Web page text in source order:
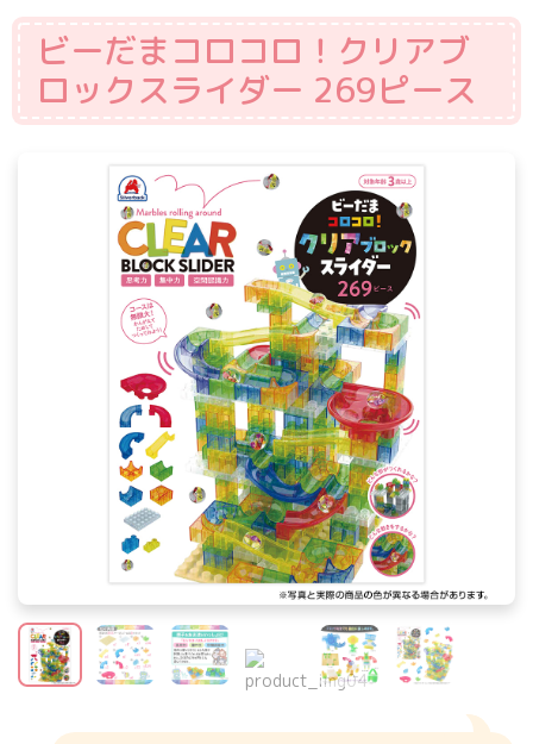
ビーだまコロコロ！クリアブ
ロックスライダー 269ピース